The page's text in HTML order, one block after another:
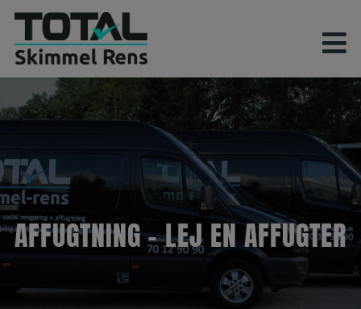
til
AFFUGTNING – LEJ EN AFFUGTER